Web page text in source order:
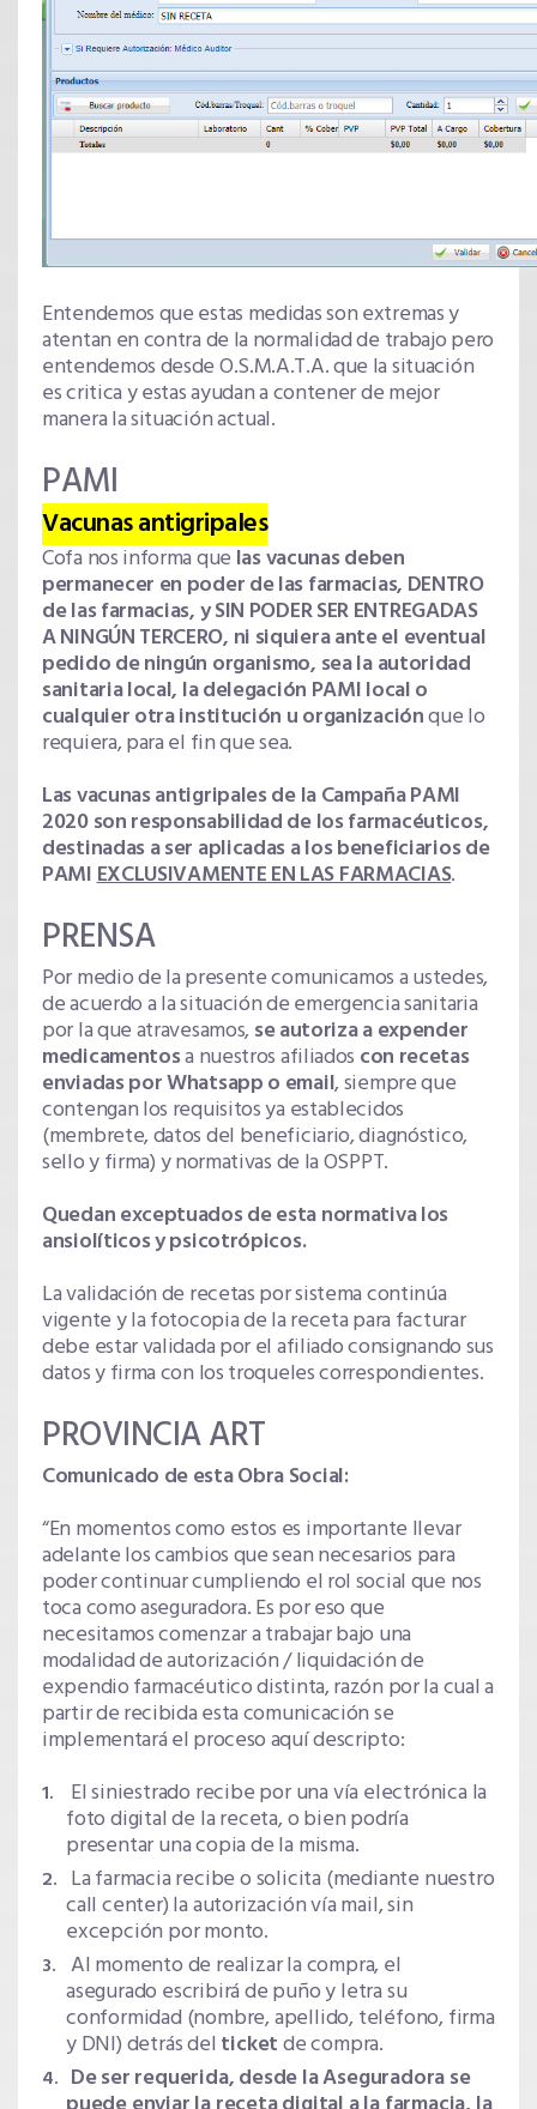
Entendemos que estas medidas son extremas y
atentan en contra de la normalidad de trabajo pero
entendemos desde O.S.M.A.T.A. que la situación
es critica y estas ayudan a contener de mejor
manera la situación actual.
PAMI
Vacunas antigripales
Cofa nos informa que las vacunas deben
permanecer en poder de las farmacias, DENTRO
de las farmacias, y SIN PODER SER ENTREGADAS
A NINGÚN TERCERO, ni siquiera ante el eventual
pedido de ningún organismo, sea la autoridad
sanitaria local, la delegación PAMI local o
cualquier otra institución u organizaciónque lo
requiera, para el fin que sea.
Las vacunas antigripales de la Campaña PAMI
2020 son responsabilidad de los farmacéuticos,
destinadas a ser aplicadas a los beneficiarios de
PAMIEXCLUSIVAMENTE EN LAS FARMACIAS.
PRENSA
Por medio de la presente comunicamos a ustedes,
de acuerdo a la situación de emergencia sanitaria
por la que atravesamos, se autoriza a expender
medicamentosa nuestros afiliados con recetas
enviadas por Whatsapp o email, siempre que
contengan los requisitos ya establecidos
(membrete, datos del beneficiario, diagnóstico,
sello y firma) y normativas de la OSPPT.
Quedan exceptuados de esta normativa los
ansiolíticos y psicotrópicos.
La validación de recetas por sistema continúa
vigente y la fotocopia de la receta para facturar
debe estar validada por el afiliado consignando sus
datos y firma con los troqueles correspondientes.
PROVINCIA ART
Comunicado de esta Obra Social:
“En momentos como estos es importante llevar
adelante los cambios que sean necesarios para
poder continuar cumpliendo el rol social que nos
toca como aseguradora. Es por eso que
necesitamos comenzar a trabajar bajo una
modalidad de autorización / liquidación de
expendio farmacéutico distinta, razón por la cual a
partir de recibida esta comunicación se
implementará el proceso aquí descripto:
El siniestrado recibe por una vía electrónica la
foto digital de la receta, o bien podría
presentar una copia de la misma.
La farmacia recibe o solicita (mediante nuestro
call center) la autorización vía mail, sin
excepción por monto.
Al momento de realizar la compra, el
asegurado escribirá de puño y letra su
conformidad (nombre, apellido, teléfono, firma
y DNI) detrás del ticketde compra.
De ser requerida, desde la Aseguradora se